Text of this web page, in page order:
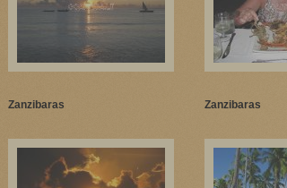
Zanzibaras Zanzibaras